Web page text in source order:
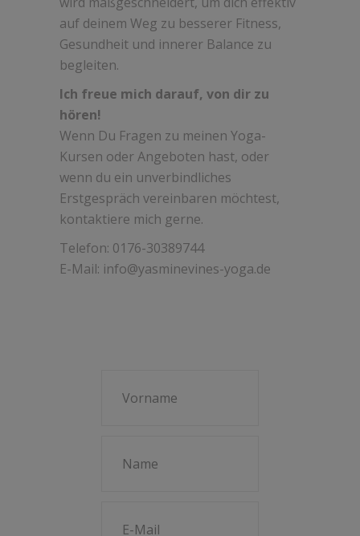
auf deinem Weg zu besserer Fitness,
Gesundheit und innerer Balance zu
begleiten.
Ich freue mich darauf, von dir zu
hören!
Wenn Du Fragen zu meinen Yoga-
Kursen oder Angeboten hast, oder
wenn du ein unverbindliches
Erstgespräch vereinbaren möchtest,
kontaktiere mich gerne.
Telefon: 0176-30389744
E-Mail: info@yasminevines-yoga.de